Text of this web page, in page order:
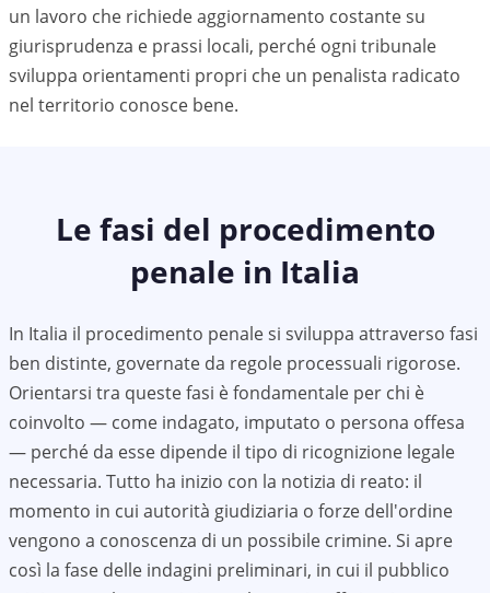
un lavoro che richiede aggiornamento costante su
giurisprudenza e prassi locali, perché ogni tribunale
sviluppa orientamenti propri che un penalista radicato
nel territorio conosce bene.
Le fasi del procedimento
penale in Italia
In Italia il procedimento penale si sviluppa attraverso fasi
ben distinte, governate da regole processuali rigorose.
Orientarsi tra queste fasi è fondamentale per chi è
coinvolto — come indagato, imputato o persona offesa
— perché da esse dipende il tipo di ricognizione legale
necessaria. Tutto ha inizio con la notizia di reato: il
momento in cui autorità giudiziaria o forze dell'ordine
vengono a conoscenza di un possibile crimine. Si apre
così la fase delle indagini preliminari, in cui il pubblico